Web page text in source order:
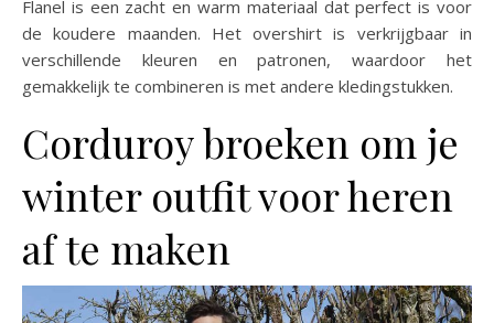
Flanel is een zacht en warm materiaal dat perfect is voor
de koudere maanden. Het overshirt is verkrijgbaar in
verschillende kleuren en patronen, waardoor het
gemakkelijk te combineren is met andere kledingstukken.
Corduroy broeken om je
winter outfit voor heren
af te maken